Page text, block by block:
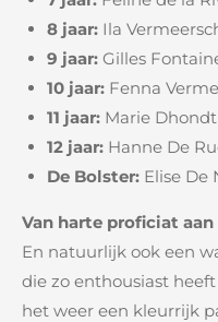
8 jaar:Ila
9 jaar:Gilles
10 jaar:Fenna
11 jaar:Marie Dhondt
12 jaar:Hanne De
De Bolster:Elise De
Van harte proficiat
En natuurlijk ook een
die zo enthousiast
het weer een kleurrijk